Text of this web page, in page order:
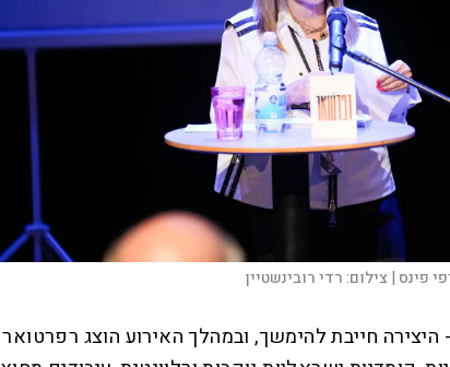
פינס | צילום:רדי רובינשטיין
היצירה חייבת להימשך, ובמהלך האירוע הוצג רפרטואר